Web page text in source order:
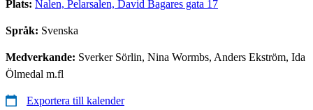
Plats: Nalen, Pelarsalen, David Bagares gata 17
Språk: Svenska
Medverkande: Sverker Sörlin, Nina Wormbs, Anders Ekström, Ida
Ölmedal m.fl
Exportera till kalender